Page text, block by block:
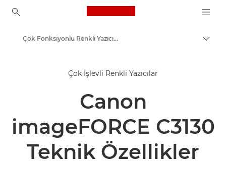
Canon Logo, back to
İçerik
Çözümler ve Hizmetler
Çok Fonksiyonlu Renkli Yazıcılar
Çok İşlevli Renkli Yazıcılar
Canon
imageFORCE C3130
Teknik Özellikler